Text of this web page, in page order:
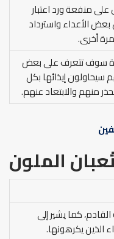
منفعة ورد اعتبار
الأعداء واسترداد
أخرى.
سوف تتعرف على بعض
سيحاولون إيذائها بكل
منهم والابتعاد عنهم.
الملون
القادم، كما يشير إلى
الذين يكرهونها.